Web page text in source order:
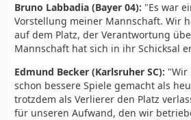
Bruno Labbadia (Bayer 04): "Es war
Vorstellung meiner Mannschaft. Wir
auf dem Platz, der Verantwortung
Mannschaft hat sich in ihr Schicksal
Edmund Becker (Karlsruher SC): "Wir
schon bessere Spiele gemacht als
trotzdem als Verlierer den Platz
für unseren Aufwand, den wir